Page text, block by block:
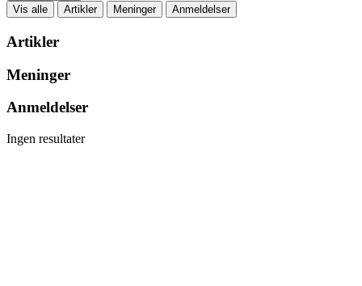
Vis alle
Artikler Meninger Anmeldelser
Artikler
Meninger
Anmeldelser
Ingen resultater